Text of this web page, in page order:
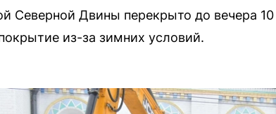
Северной Двины перекрыто до вечера
из-за зимних условий.